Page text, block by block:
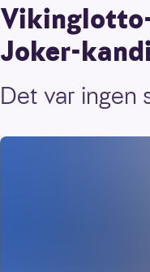
Joker-
Det var ingen